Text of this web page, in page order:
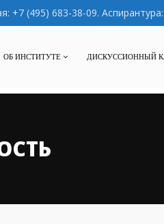
+7 (495) 683-38-09.
ОБ ИНСТИТУТЕ ДИСКУССИОННЫЙ